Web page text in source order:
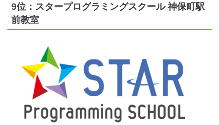
9位：スタープログラミングスクール 神保町駅
前教室